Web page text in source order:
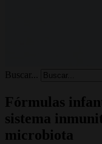
Buscar...
Fórmulas
sistema
microbiota